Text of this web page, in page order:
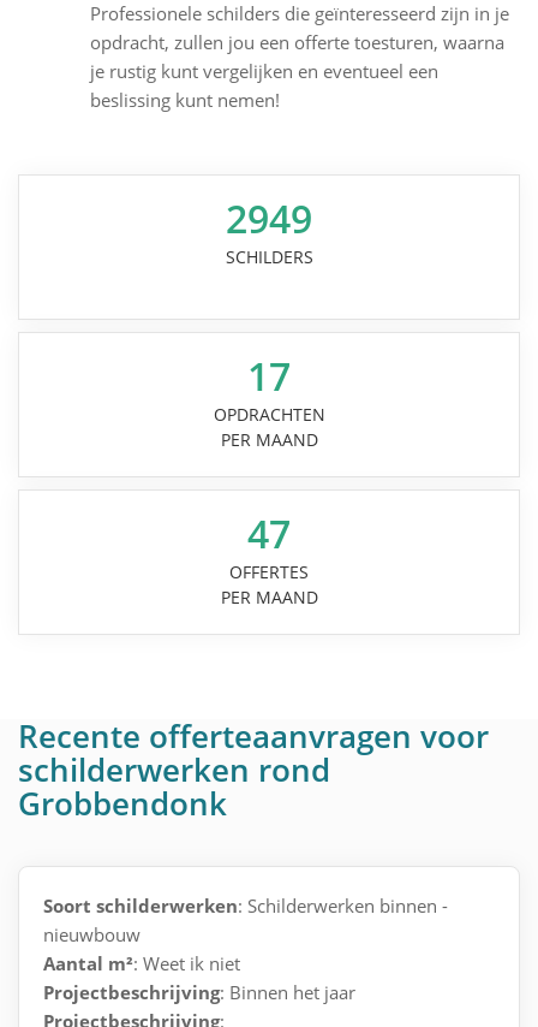
Professionele schilders die geïnteresseerd zijn in je
opdracht, zullen jou een offerte toesturen, waarna
je rustig kunt vergelijken en eventueel een
beslissing kunt nemen!
2949
SCHILDERS
17
OPDRACHTEN
PER MAAND
47
OFFERTES
PER MAAND
Recente offerteaanvragen voor
schilderwerken rond
Grobbendonk
Soort schilderwerken: Schilderwerken binnen -
nieuwbouw
Aantal m²: Weet ik niet
Projectbeschrijving: Binnen het jaar
Projectbeschrijving: